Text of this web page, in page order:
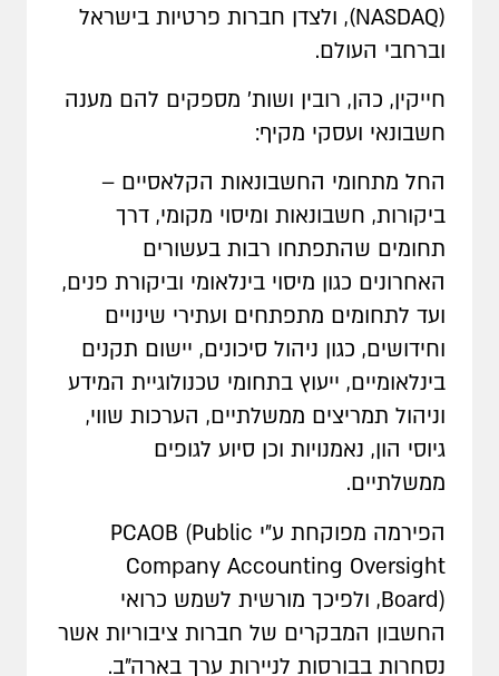
(NASDAQ), ולצדן חברות פרטיות בישראל
וברחבי העולם.
חייקין, כהן, רובין ושות' מספקים להם מענה
חשבונאי ועסקי מקיף:
החל מתחומי החשבונאות הקלאסיים –
ביקורות, חשבונאות ומיסוי מקומי, דרך
תחומים שהתפתחו רבות בעשורים
האחרונים כגון מיסוי בינלאומי וביקורת פנים,
ועד לתחומים מתפתחים ועתירי שינויים
וחידושים, כגון ניהול סיכונים, יישום תקנים
בינלאומיים, ייעוץ בתחומי טכנולוגיית המידע
וניהול תמריצים ממשלתיים, הערכות שווי,
גיוסי הון, נאמנויות וכן סיוע לגופים
ממשלתיים.
הפירמה מפוקחת ע"י PCAOB (Public
Company Accounting Oversight
Board), ולפיכך מורשית לשמש כרואי
החשבון המבקרים של חברות ציבוריות אשר
נסחרות בבורסות לניירות ערך בארה"ב.